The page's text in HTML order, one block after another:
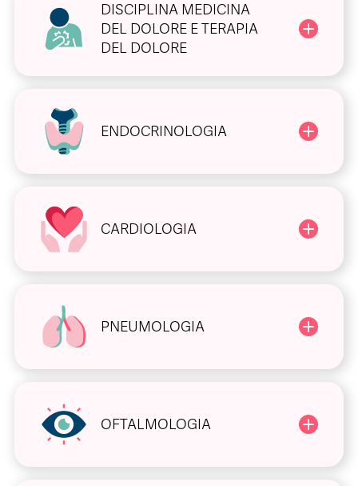
DISCIPLINA MEDICINA
DEL DOLORE E TERAPIA
DEL DOLORE
ENDOCRINOLOGIA
CARDIOLOGIA
PNEUMOLOGIA
OFTALMOLOGIA